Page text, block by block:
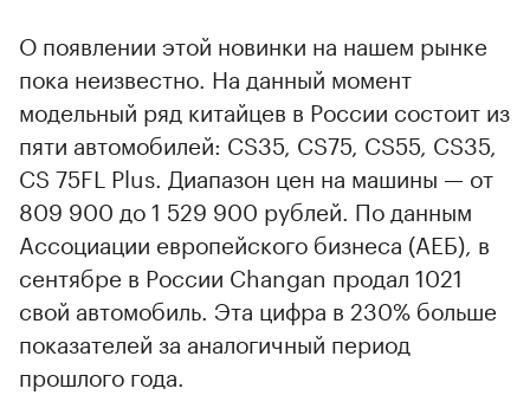
О появлении этой новинки на нашем рынке
пока неизвестно. На данный момент
модельный ряд китайцев в России состоит из
пяти автомобилей: CS35, CS75, CS55, CS35,
CS 75FL Plus. Диапазон цен на машины — от
809 900 до 1 529 900 рублей. По данным
Ассоциации европейского бизнеса (АЕБ), в
сентябре в России Changan продал 1021
свой автомобиль. Эта цифра в 230% больше
показателей за аналогичный период
прошлого года.